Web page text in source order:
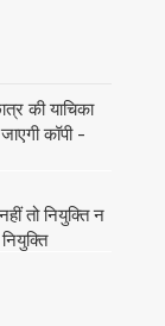
की याचिका
कॉपी -
तो नियुक्ति न